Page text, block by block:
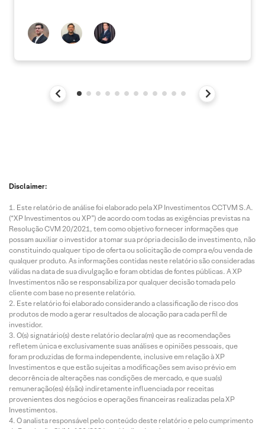
Disclaimer:
Este relatório de análise foi elaborado pela XP Investimentos CCTVM S.A.
(“XP Investimentos ou XP”) de acordo com todas as exigências previstas na
Resolução CVM 20/2021, tem como objetivo fornecer informações que
possam auxiliar o investidor a tomar sua própria decisão de investimento, não
constituindo qualquer tipo de oferta ou solicitação de compra e/ou venda de
qualquer produto. As informações contidas neste relatório são consideradas
válidas na data de sua divulgação e foram obtidas de fontes públicas. A XP
Investimentos não se responsabiliza por qualquer decisão tomada pelo
cliente com base no presente relatório.
Este relatório foi elaborado considerando a classificação de risco dos
produtos de modo a gerar resultados de alocação para cada perfil de
investidor.
O(s) signatário(s) deste relatório declara(m) que as recomendações
refletem única e exclusivamente suas análises e opiniões pessoais, que
foram produzidas de forma independente, inclusive em relação à XP
Investimentos e que estão sujeitas a modificações sem aviso prévio em
decorrência de alterações nas condições de mercado, e que sua(s)
remuneração(es) é(são) indiretamente influenciada por receitas
provenientes dos negócios e operações financeiras realizadas pela XP
Investimentos.
O analista responsável pelo conteúdo deste relatório e pelo cumprimento